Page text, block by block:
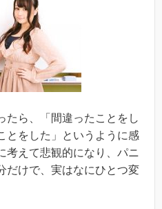
たら、「間違ったことをし
とをした」というように感
考えて悲観的になり、パニ
だけで、実はなにひとつ変